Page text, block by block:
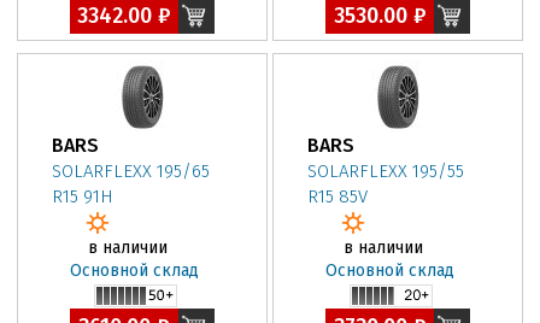
3342.00 ₽ 3530.00 ₽
BARS
SOLARFLEXX 195/65
R15 91H
в наличии
Основной склад
BARS
SOLARFLEXX 195/55
R15 85V
в наличии
Основной склад